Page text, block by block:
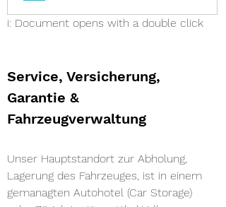
i: Document opens with a double click
Service, Versicherung,
Garantie &
Fahrzeugverwaltung
Unser Hauptstandort zur Abholung,
Lagerung des Fahrzeuges, ist in einem
gemanagten Autohotel (Car Storage)